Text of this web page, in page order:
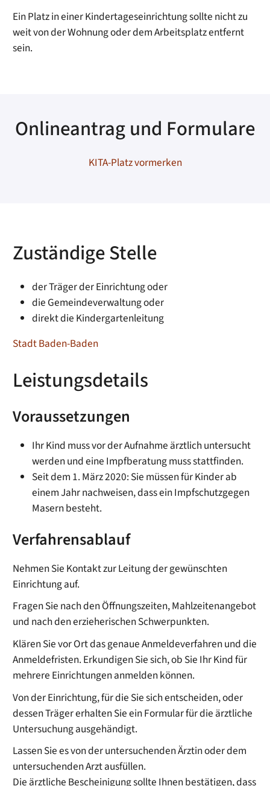
Ein Platz in einer Kindertageseinrichtung sollte nicht zu
weit von der Wohnung oder dem Arbeitsplatz entfernt
sein.
Onlineantrag und Formulare
KITA-Platz vormerken
Zuständige Stelle
der Träger der Einrichtung oder
die Gemeindeverwaltung oder
direkt die Kindergartenleitung
Stadt Baden-Baden
Leistungsdetails
Voraussetzungen
Ihr Kind muss vor der Aufnahme ärztlich untersucht
werden und eine Impfberatung muss stattfinden.
Seit dem 1. März 2020: Sie müssen für Kinder ab
einem Jahr nachweisen, dass ein Impfschutzgegen
Masern besteht.
Verfahrensablauf
Nehmen Sie Kontakt zur Leitung der gewünschten
Einrichtung auf.
Fragen Sie nach den Öffnungszeiten, Mahlzeitenangebot
und nach den erzieherischen Schwerpunkten.
Klären Sie vor Ort das genaue Anmeldeverfahren und die
Anmeldefristen. Erkundigen Sie sich, ob Sie Ihr Kind für
mehrere Einrichtungen anmelden können.
Von der Einrichtung, für die Sie sich entscheiden, oder
dessen Träger erhalten Sie ein Formular für die ärztliche
Untersuchung ausgehändigt.
Lassen Sie es von der untersuchenden Ärztin oder dem
untersuchenden Arzt ausfüllen.
Die ärztliche Bescheinigung sollte Ihnen bestätigen, dass